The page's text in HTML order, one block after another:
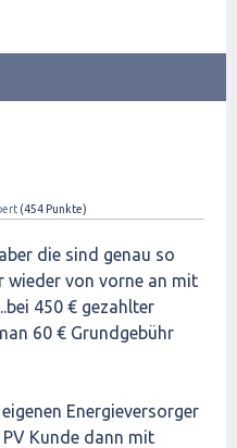
(454 Punkte)
die sind genau so
wieder von vorne an mit
450 € gezahlter
60 € Grundgebühr
Energieversorger
Kunde dann mit